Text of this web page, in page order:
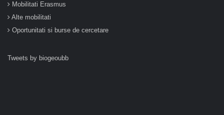
Mobilitati Erasmus
Alte mobilitati
Oportunitati si burse de cercetare
Tweets by biogeoubb